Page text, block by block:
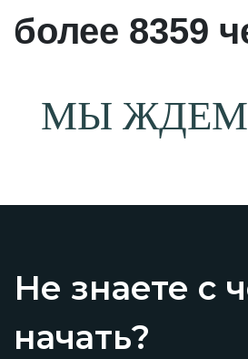
более 8359
МЫ ЖДЕМ
Не знаете с
начать?